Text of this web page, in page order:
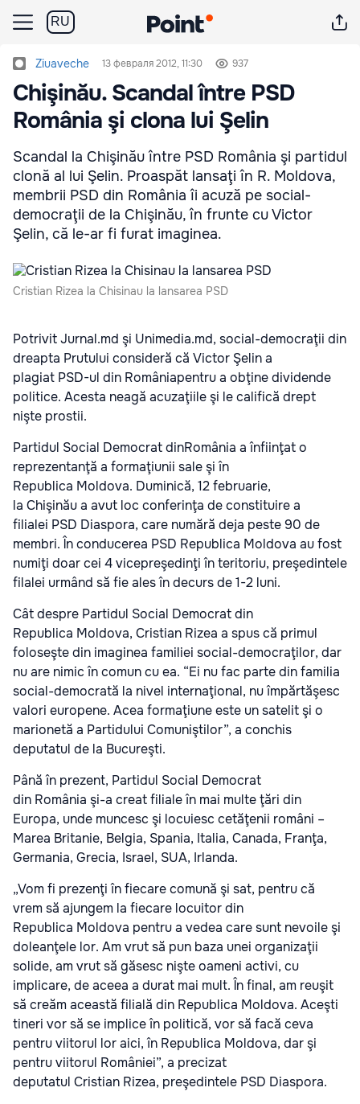
RU
Ziuaveche 13 февраля 2012, 11:30 937
Chişinău. Scandal între PSD
România şi clona lui Şelin
Scandal la Chişinău între PSD România şi partidul
clonă al lui Şelin. Proaspăt lansaţi în R. Moldova,
membrii PSD din România îi acuză pe social-
democraţii de la Chişinău, în frunte cu Victor
Şelin, că le-ar fi furat imaginea.
Cristian Rizea la Chisinau la lansarea PSD
Potrivit Jurnal.md şi Unimedia.md, social-democraţii din
dreapta Prutului consideră că Victor Şelina
plagiat PSD-ul din Româniapentru a obţine dividende
politice. Acesta neagă acuzaţiile şi le califică drept
nişte prostii.
Partidul Social Democrat dinRomânia a înfiinţat o
reprezentanţă a formaţiunii sale şi în
Republica Moldova. Duminică, 12 februarie,
la Chişinău a avut loc conferinţa de constituire a
filialei PSD Diaspora, care numără deja peste 90 de
membri. În conducerea PSD Republica Moldova au fost
numiţi doar cei 4 vicepreşedinţi în teritoriu, preşedintele
filalei urmând să fie ales în decurs de 1-2 luni.
Cât despre Partidul Social Democrat din
Republica Moldova, Cristian Rizea a spus că primul
foloseşte din imaginea familiei social-democraţilor, dar
nu are nimic în comun cu ea. “Ei nu fac parte din familia
social-democrată la nivel internaţional, nu împărtăşesc
valori europene. Acea formaţiune este un satelit şi o
marionetă a Partidului Comuniştilor”, a conchis
deputatul de la Bucureşti.
Până în prezent, Partidul Social Democrat
din România şi-a creat filiale în mai multe ţări din
Europa, unde muncesc şi locuiesc cetăţenii români –
Marea Britanie, Belgia, Spania, Italia, Canada, Franţa,
Germania, Grecia, Israel, SUA, Irlanda.
„Vom fi prezenţi în fiecare comună şi sat, pentru că
vrem să ajungem la fiecare locuitor din
Republica Moldova pentru a vedea care sunt nevoile şi
doleanţele lor. Am vrut să pun baza unei organizaţii
solide, am vrut să găsesc nişte oameni activi, cu
implicare, de aceea a durat mai mult. În final, am reuşit
să creăm această filială din Republica Moldova. Aceşti
tineri vor să se implice în politică, vor să facă ceva
pentru viitorul lor aici, în Republica Moldova, dar şi
pentru viitorul României”, a precizat
deputatul Cristian Rizea, preşedintele PSD Diaspora.